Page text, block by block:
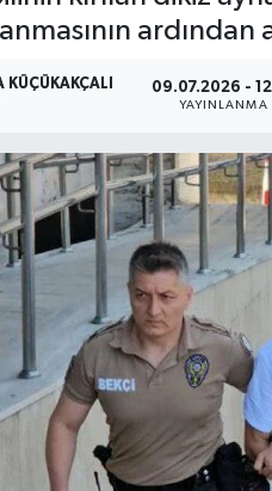
ardından
KÜÇÜKAKÇALI 09.07.2026 -
YAYINLANMA